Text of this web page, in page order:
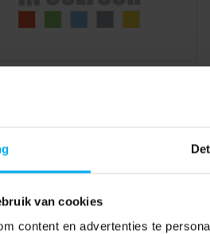
van cookies
content en advertenties te